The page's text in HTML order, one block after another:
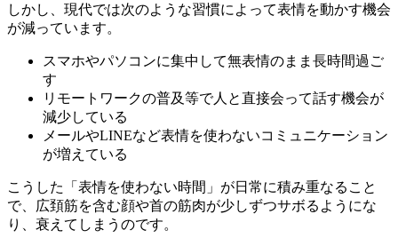
しかし、現代では次のような習慣によって表情を動かす機会
が減っています。
スマホやパソコンに集中して無表情のまま長時間過ご
す
リモートワークの普及等で人と直接会って話す機会が
減少している
メールやLINEなど表情を使わないコミュニケーション
が増えている
こうした「表情を使わない時間」が日常に積み重なること
で、広頚筋を含む顔や首の筋肉が少しずつサボるようにな
り、衰えてしまうのです。